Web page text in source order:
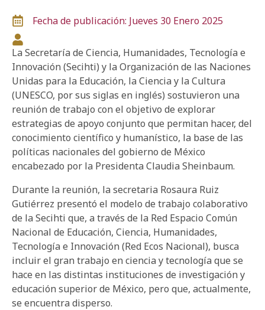
Fecha de publicación: Jueves 30 Enero 2025
La Secretaría de Ciencia, Humanidades, Tecnología e
Innovación (Secihti) y la Organización de las Naciones
Unidas para la Educación, la Ciencia y la Cultura
(UNESCO, por sus siglas en inglés) sostuvieron una
reunión de trabajo con el objetivo de explorar
estrategias de apoyo conjunto que permitan hacer, del
conocimiento científico y humanístico, la base de las
políticas nacionales del gobierno de México
encabezado por la Presidenta Claudia Sheinbaum.
Durante la reunión, la secretaria Rosaura Ruiz
Gutiérrez presentó el modelo de trabajo colaborativo
de la Secihti que, a través de la Red Espacio Común
Nacional de Educación, Ciencia, Humanidades,
Tecnología e Innovación (Red Ecos Nacional), busca
incluir el gran trabajo en ciencia y tecnología que se
hace en las distintas instituciones de investigación y
educación superior de México, pero que, actualmente,
se encuentra disperso.